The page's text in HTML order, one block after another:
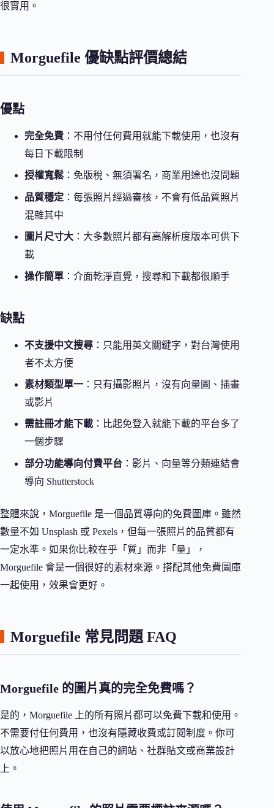
很實用。
Morguefile 優缺點評價總結
優點
完全免費 ：不用付任何費用就能下載使用，也沒有
每日下載限制
授權寬鬆 ：免版稅、無須署名，商業用途也沒問題
品質穩定 ：每張照片經過審核，不會有低品質照片
混雜其中
圖片尺寸大 ：大多數照片都有高解析度版本可供下
載
操作簡單 ：介面乾淨直覺，搜尋和下載都很順手
缺點
不支援中文搜尋 ：只能用英文關鍵字，對台灣使用
者不太方便
素材類型單一 ：只有攝影照片，沒有向量圖、插畫
或影片
需註冊才能下載 ：比起免登入就能下載的平台多了
一個步驟
部分功能導向付費平台 ：影片、向量等分類連結會
導向 Shutterstock
整體來說，Morguefile 是一個品質導向的免費圖庫。雖然
數量不如 Unsplash 或 Pexels，但每一張照片的品質都有
一定水準。如果你比較在乎「質」而非「量」，
Morguefile 會是一個很好的素材來源。搭配其他免費圖庫
一起使用，效果會更好。
Morguefile 常見問題 FAQ
Morguefile 的圖片真的完全免費嗎？
是的，Morguefile 上的所有照片都可以免費下載和使用。
不需要付任何費用，也沒有隱藏收費或訂閱制度。你可
以放心地把照片用在自己的網站、社群貼文或商業設計
上。